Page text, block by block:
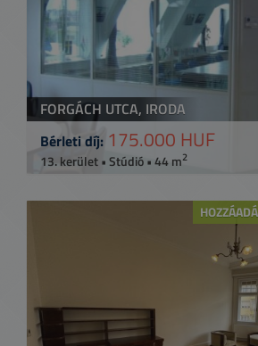
FORGÁCH UTCA, IRODA
Bérleti díj: 175.000 HUF
13. kerület • Stúdió • 44 m2